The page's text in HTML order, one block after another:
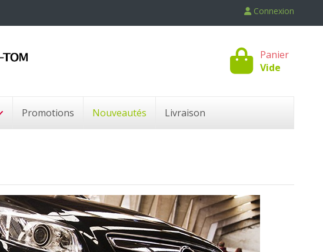
Connexion
Panier
Vide
Promotions Nouveautés Livraison